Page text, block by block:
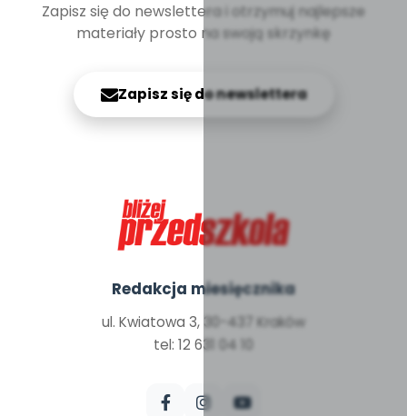
Zapisz się do newslettera i otrzymuj najlepsze
materiały prosto na swoją skrzynkę
Zapisz się do newslettera
Redakcja miesięcznika
ul. Kwiatowa 3, 30-437 Kraków
tel: 12 631 04 10